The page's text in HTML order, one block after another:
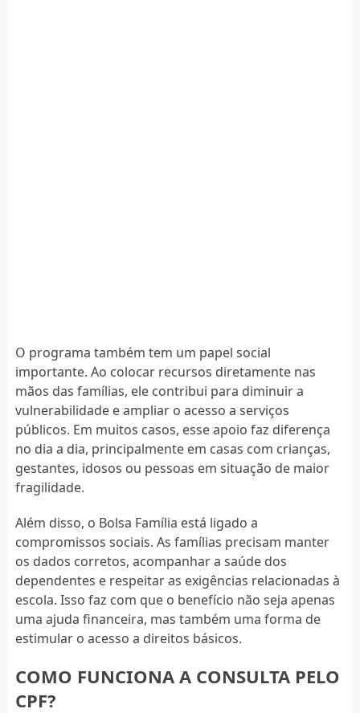
O programa também tem um papel social
importante. Ao colocar recursos diretamente nas
mãos das famílias, ele contribui para diminuir a
vulnerabilidade e ampliar o acesso a serviços
públicos. Em muitos casos, esse apoio faz diferença
no dia a dia, principalmente em casas com crianças,
gestantes, idosos ou pessoas em situação de maior
fragilidade.
Além disso, o Bolsa Família está ligado a
compromissos sociais. As famílias precisam manter
os dados corretos, acompanhar a saúde dos
dependentes e respeitar as exigências relacionadas à
escola. Isso faz com que o benefício não seja apenas
uma ajuda financeira, mas também uma forma de
estimular o acesso a direitos básicos.
COMO FUNCIONA A CONSULTA PELO
CPF?